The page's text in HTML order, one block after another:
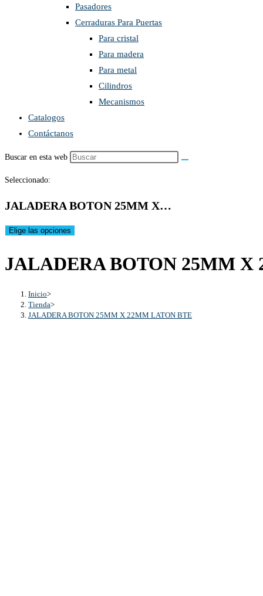
Pasadores
Cerraduras Para Puertas
Para cristal
Para madera
Para metal
Cilindros
Mecanismos
Catalogos
Contáctanos
Buscar en esta web
Seleccionado:
JALADERA BOTON 25MM X…
Elige las opciones
JALADERA BOTON 25MM X
Inicio>
Tienda>
JALADERA BOTON 25MM X 22MM LATON BTE